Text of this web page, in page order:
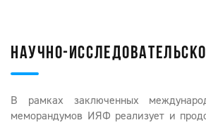
НАУЧНО-
В рамках заключенных
меморандумов ИЯФ реализует и